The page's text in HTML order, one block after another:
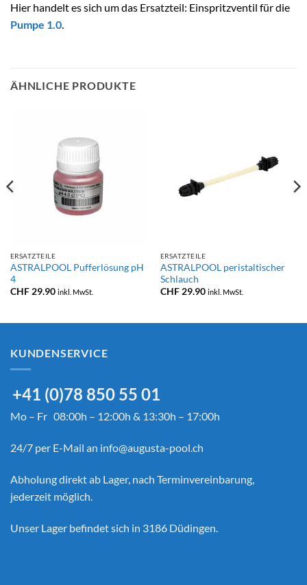
Hier handelt es sich um das Ersatzteil: Einspritzventil für die
Pumpe 1.0.
ÄHNLICHE PRODUKTE
ERSATZTEILE
ASTRALPOOL Pufferlösung pH
4
CHF29.90 inkl. MwSt.
ERSATZTEILE
ASTRALPOOL peristaltischer
Schlauch
CHF29.90 inkl. MwSt.
KUNDENSERVICE
+41 (0)78 850 55 01
Mo – Fr 08:00h – 12:00h & 13:30h – 17:00h
24/7 per E-Mail an info@augusta-pool.ch
Abholung direkt ab Lager, nach Terminvereinbarung,
jederzeit möglich.
Unser Lager befindet sich in 3186 Düdingen.